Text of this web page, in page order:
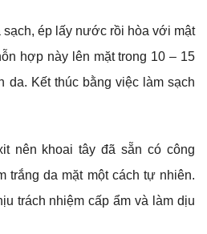
sạch, ép lấy nước rồi hòa với mật
hợp này lên mặt trong 10 – 15
da. Kết thúc bằng việc làm sạch
nên khoai tây đã sẵn có công
trắng da mặt một cách tự nhiên.
trách nhiệm cấp ẩm và làm dịu